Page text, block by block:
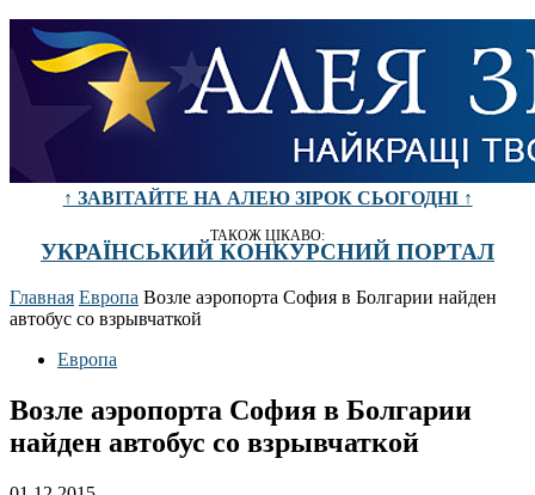
↑ ЗАВІТАЙТЕ НА АЛЕЮ ЗІРОК СЬОГОДНІ ↑
ТАКОЖ ЦІКАВО:
УКРАЇНСЬКИЙ КОНКУРСНИЙ ПОРТАЛ
Главная Европа Возле аэропорта София в Болгарии найден
автобус со взрывчаткой
Европа
Возле аэропорта София в Болгарии
найден автобус со взрывчаткой